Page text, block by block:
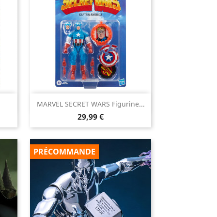
MARVEL SECRET WARS Figurine...
Prix
29,99 €
Aperçu rapide
PRÉCOMMANDE